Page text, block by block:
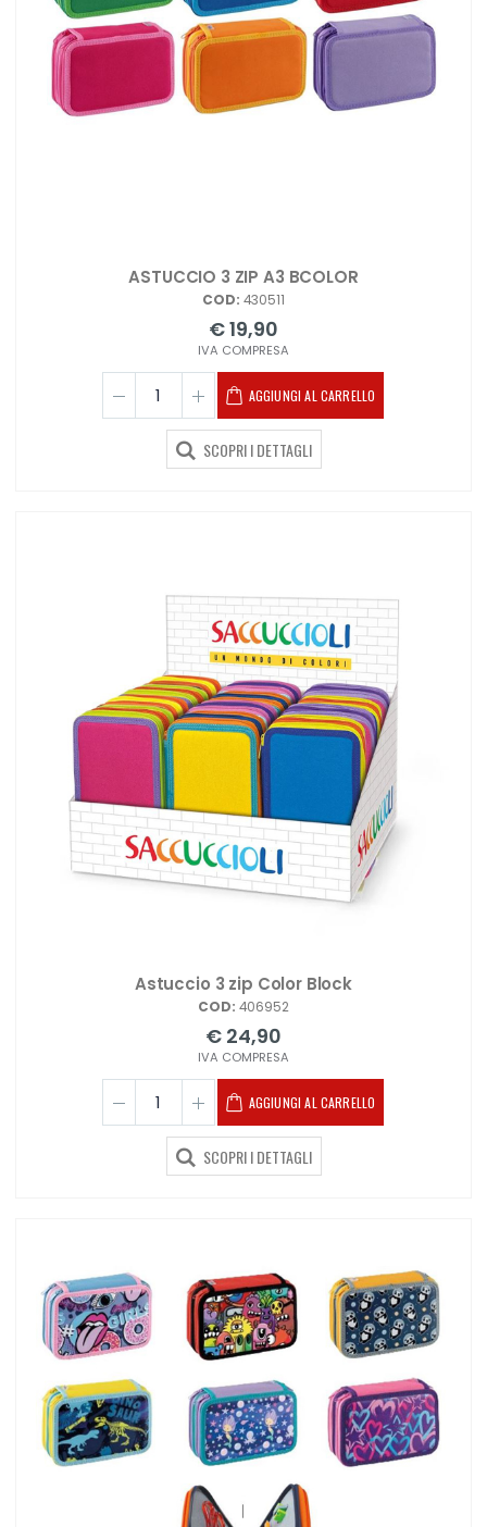
ASTUCCIO 3 ZIP A3 BCOLOR
COD: 430511
€ 19,90
IVA COMPRESA
AGGIUNGI AL CARRELLO
SCOPRI I DETTAGLI
Astuccio 3 zip Color Block
COD: 406952
€ 24,90
IVA COMPRESA
AGGIUNGI AL CARRELLO
SCOPRI I DETTAGLI